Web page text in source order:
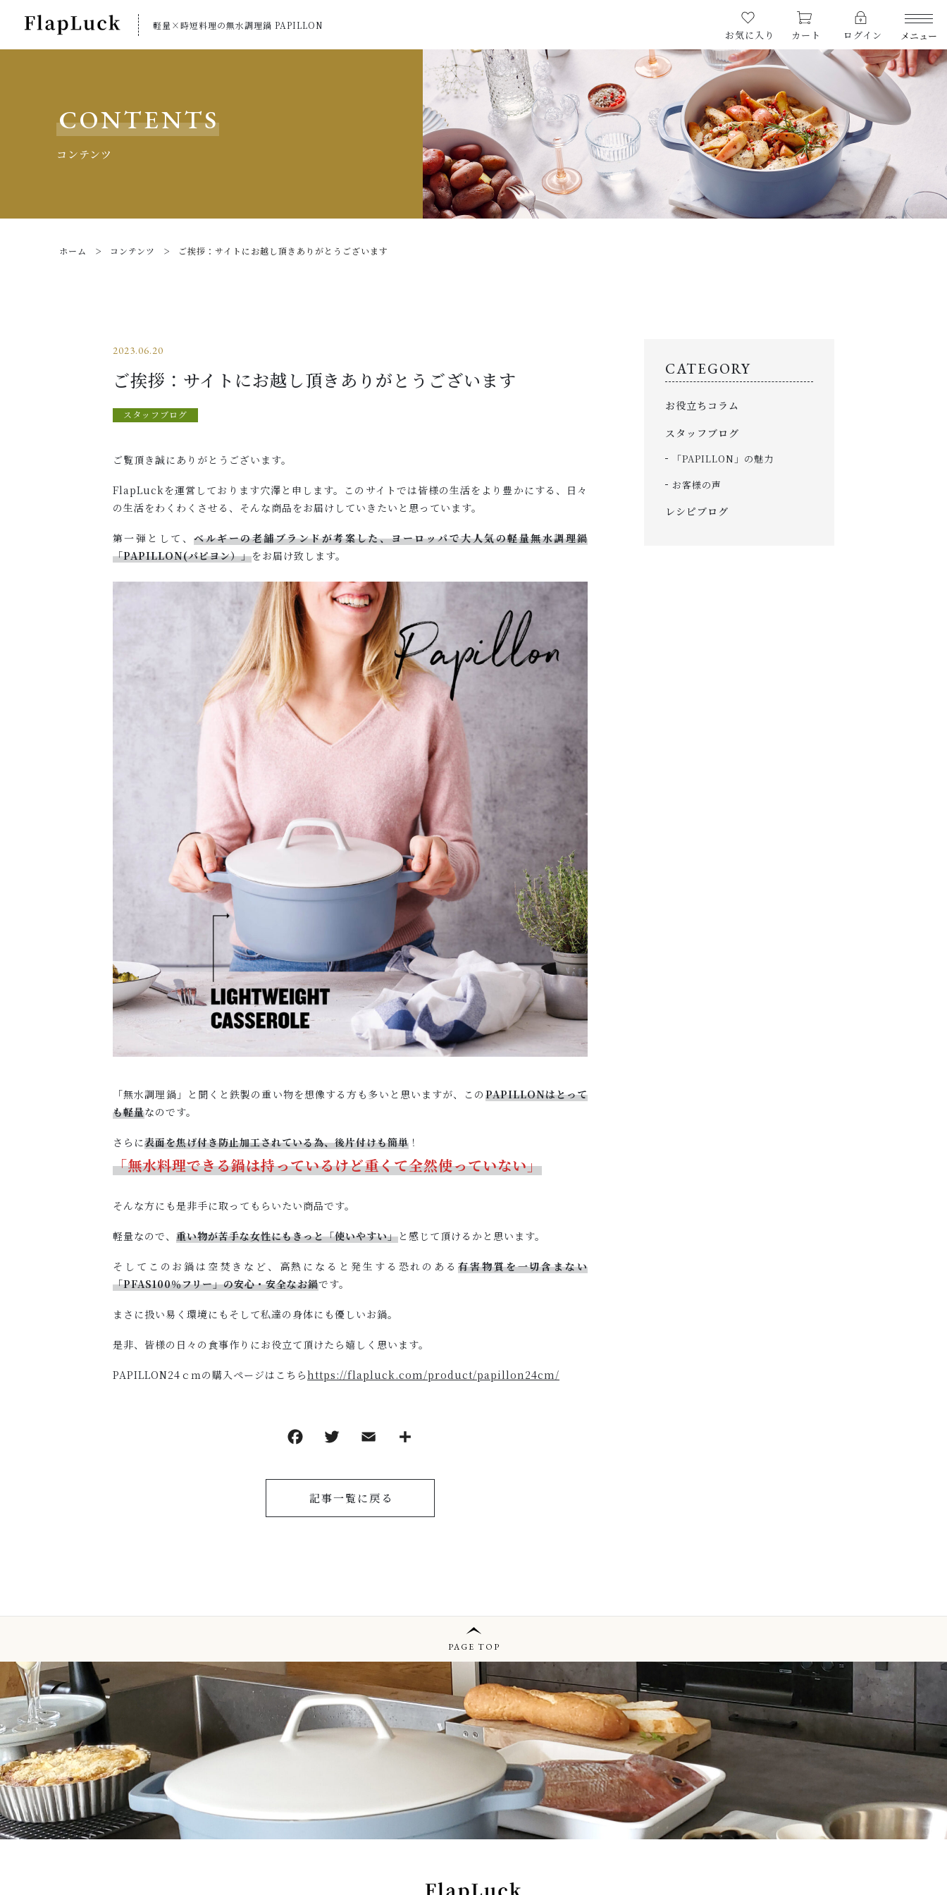
軽量×時短料理の無水調理鍋 PAPILLON
お気に入り
カート ログイン メニュー
PRODUCTS
商品一覧
CHECKED PRODUCTS
最近チェックした商品
ORDER HISTORY
CAMPAIGN
店舗概要
SHOPPING GUIDE
NEWS
CONTENTS
CONTENTS
コンテンツ
ホーム コンテンツ ご挨拶：サイトにお越し頂きありがとうございます
2023.06.20
ご挨拶：サイトにお越し頂きありがとうございます
スタッフブログ
ご覧頂き誠にありがとうございます。
FlapLuckを運営しております穴澤と申します。このサイトでは皆様の生活をより豊かにする、日々
の生活をわくわくさせる、そんな商品をお届けしていきたいと思っています。
第一弾として、ベルギーの老舗ブランドが考案した、ヨーロッパで大人気の軽量無水調理鍋
「PAPILLON(パピヨン）」をお届け致します。
「無水調理鍋」と聞くと鉄製の重い物を想像する方も多いと思いますが、この PAPILLONはとって
も軽量なのです。
さらに表面を焦げ付き防止加工されている為、後片付けも簡単 ！
「無水料理できる鍋は持っているけど重くて全然使っていない」
そんな方にも是非手に取ってもらいたい商品です。
軽量なので、 重い物が苦手な女性にもきっと「使いやすい」と感じて頂けるかと思います。
そしてこのお鍋は空焚きなど、高熱になると発生する恐れのある有害物質を一切含まない
「PFAS100％フリー」の安心・安全なお鍋です。
まさに扱い易く環境にもそして私達の身体にも優しいお鍋。
是非、皆様の日々の食事作りにお役立て頂けたら嬉しく思います。
PAPILLON24ｃｍの購入ページはこちらhttps://flapluck.com/product/papillon24cm/
記事一覧に戻る
CATEGORY
お役立ちコラム
スタッフブログ
「PAPILLON」の魅力
お客様の声
レシピブログ
PAGE TOP